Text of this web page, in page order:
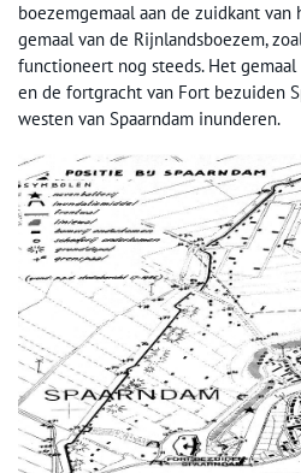
boezemgemaal aan de zuidkant van
gemaal van de Rijnlandsboezem,
functioneert nog steeds. Het
en de fortgracht van Fort bezuiden
westen van Spaarndam inunderen.